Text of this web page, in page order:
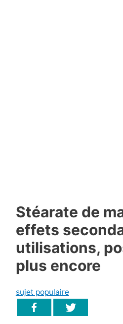
Stéarate de
effets
utilisations,
plus encore
sujet populaire